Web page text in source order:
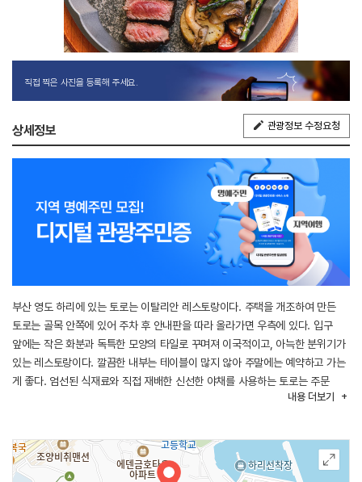
직접 찍은 사진을 등록해 주세요.
상세정보 관광정보 수정요청
부산 영도 하리에 있는 토로는 이탈리안 레스토랑이다. 주택을 개조하여 만든
토로는 골목 안쪽에 있어 주차 후 안내판을 따라 올라가면 우측에 있다. 입구
앞에는 작은 화분과 독특한 모양의 타일로 꾸며져 이국적이고, 아늑한 분위기가
있는 레스토랑이다. 깔끔한 내부는 테이블이 많지 않아 주말에는 예약하고 가는
게 좋다. 엄선된 식재료와 직접 재배한 신선한 야채를 사용하는 토로는 주문
즉시 조리되어 음식 제공까지 시간이 다소 걸릴 수 있다. 한 달 정도 에이징
철판에 나와 개인 취향에 맞게 익혀 먹을 수 있다. 식사 후 옥상으로 올라가면
영도 바다를 한눈에 담을 수 있는 포토존도 마련되어 있다. 근처 신석기 시대의
대표적 문화유산을 볼 수 있는 동삼동 패총전시관도 있어 함께 둘러보기 좋다.
내용 더보기